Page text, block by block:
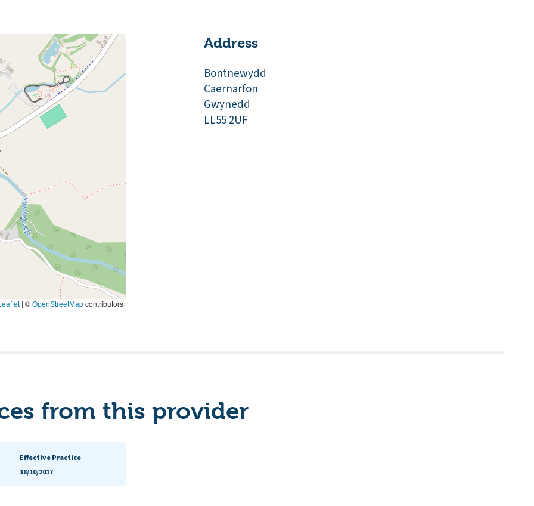
| ©OpenStreetMapcontributors
Address
Bontnewydd
Caernarfon
Gwynedd
LL55 2UF
from this provider
Effective Practice
18/10/2017